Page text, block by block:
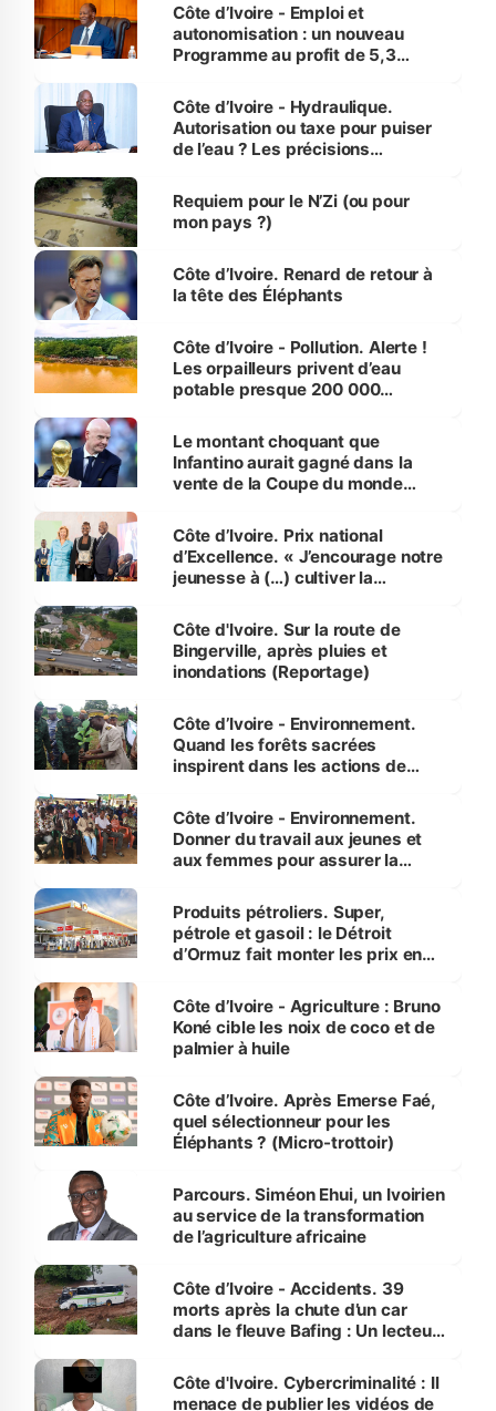
Côte d’Ivoire - Emploi et
autonomisation : un nouveau
Programme au profit de 5,3
Côte d’Ivoire - Hydraulique.
Autorisation ou taxe pour puiser
de l’eau ? Les précisions
Requiem pour le N’Zi (ou pour
mon pays ?)
Côte d’Ivoire. Renard de retour à
la tête des Éléphants
Côte d’Ivoire - Pollution. Alerte !
Les orpailleurs privent d’eau
potable presque 200 000
Le montant choquant que
Infantino aurait gagné dans la
vente de la Coupe du monde
Côte d’Ivoire. Prix national
d’Excellence. « J’encourage notre
jeunesse à (…) cultiver la
(Alassane Ouattara
Côte d'Ivoire. Sur la route de
Bingerville, après pluies et
inondations (Reportage)
Côte d’Ivoire - Environnement.
Quand les forêts sacrées
inspirent dans les actions de
Côte d’Ivoire - Environnement.
Donner du travail aux jeunes et
aux femmes pour assurer la
menacées
Produits pétroliers. Super,
pétrole et gasoil : le Détroit
d’Ormuz fait monter les prix en
Côte d’Ivoire - Agriculture : Bruno
Koné cible les noix de coco et de
palmier à huile
Côte d’Ivoire. Après Emerse Faé,
quel sélectionneur pour les
Éléphants ? (Micro-trottoir)
Parcours. Siméon Ehui, un Ivoirien
au service de la transformation
de l’agriculture africaine
Côte d’Ivoire - Accidents. 39
morts après la chute d’un car
dans le fleuve Bafing : Un lecteur
des Transports
Côte d'Ivoire. Cybercriminalité : Il
menace de publier les vidéos de